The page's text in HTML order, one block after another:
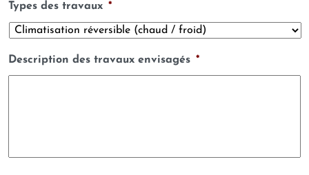
Types des travaux *
Description des travaux envisagés *